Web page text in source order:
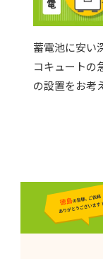
蓄電池に安い
コキュートの
の設置をお考